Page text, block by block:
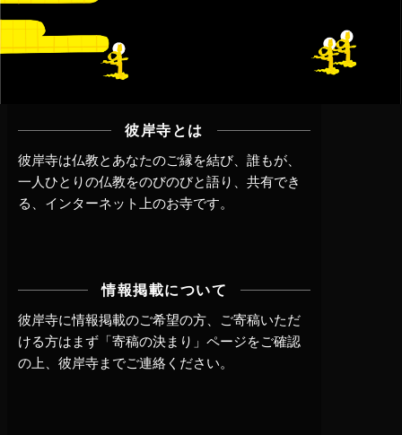
彼岸寺とは
彼岸寺は仏教とあなたのご縁を結び、誰もが、
一人ひとりの仏教をのびのびと語り、共有でき
る、インターネット上のお寺です。
情報掲載について
彼岸寺に情報掲載のご希望の方、ご寄稿いただ
ける方はまず 「寄稿の決まり」ページをご確認
の上、 彼岸寺までご連絡 ください。